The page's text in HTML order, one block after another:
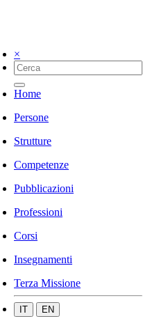
×
Home
Persone
Strutture
Competenze
Pubblicazioni
Professioni
Corsi
Insegnamenti
Terza Missione
IT EN